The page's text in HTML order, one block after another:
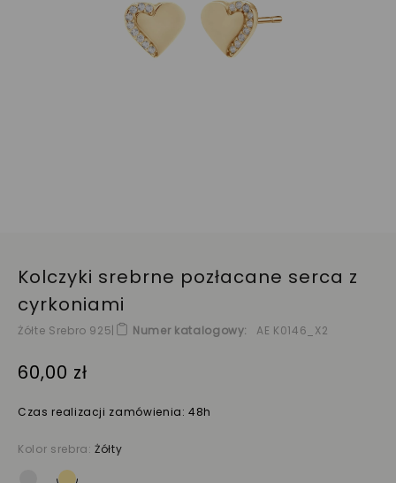
Kolczyki srebrne pozłacane serca z
cyrkoniami
Żółte Srebro 925| Numer katalogowy AE K0146_X2
60,00 zł
Czas realizacji zamówienia: 48h
Kolor srebra:Żółty